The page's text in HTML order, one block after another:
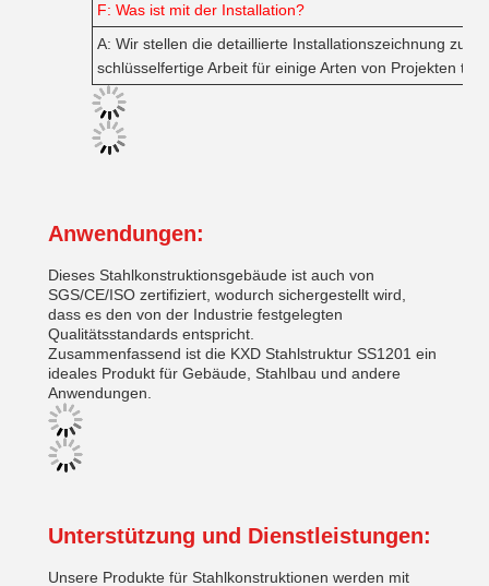
F: Was ist mit der Installation?
A: Wir stellen die detaillierte Installationszeichnung zur
schlüsselfertige Arbeit für einige Arten von Projekten tun.
Anwendungen:
Dieses Stahlkonstruktionsgebäude ist auch von
SGS/CE/ISO zertifiziert, wodurch sichergestellt wird,
dass es den von der Industrie festgelegten
Qualitätsstandards entspricht.
Zusammenfassend ist die KXD Stahlstruktur SS1201 ein
ideales Produkt für Gebäude, Stahlbau und andere
Anwendungen.
Unterstützung und Dienstleistungen:
Unsere Produkte für Stahlkonstruktionen werden mit